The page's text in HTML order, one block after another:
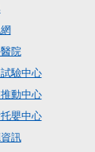
院
驗中心
動中心
嬰中心
訊